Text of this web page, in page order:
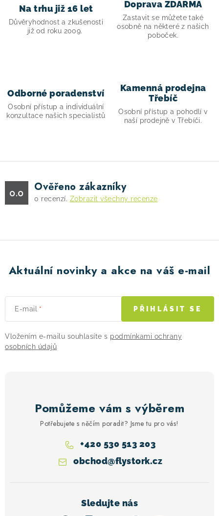
v
p
s
Na trhu již 16 let
Důvěryhodnost a zkušenosti
již od roku 2009.
Doprava ZDARMA
Zastavit se můžete také
osobně na některé z našich
poboček.
Odborné poradenství
Osobní přístup a individuální
konzultace našich specialistů
Kamenná prodejna
Třebíč
Osobní přístup a pohodlí v
naší prodejně v Třebíči.
0.0 Ověřeno zákazníky
0 recenzí. Zobrazit všechny recenze
Aktuální novinky a akce na váš e-mail
E-mail
Vložením e-mailu souhlasíte s podmínkami ochrany
osobních údajů
PŘIHLÁSIT SE
Pomůžeme vám s výběrem
Potřebujete s něčím poradit? Jsme tu pro vás!
obchod@flystork.cz
+420 530 513 203